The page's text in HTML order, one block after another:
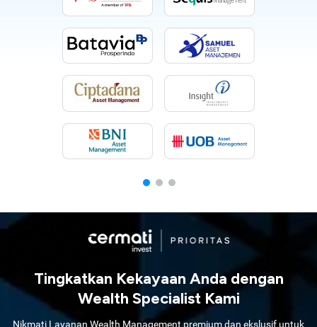
Tingkatkan Kekayaan Anda dengan
Wealth Specialist Kami
Nikmati Layanan Wealth Management premium dan ekslusif untuk